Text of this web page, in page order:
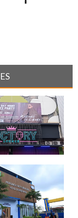
Vict[...]